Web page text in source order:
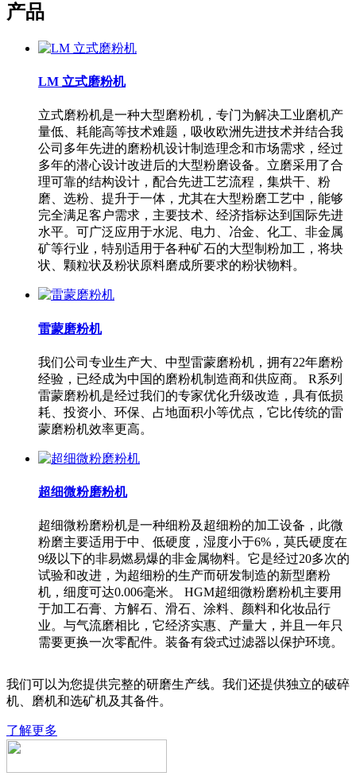
产品
LM 立式磨粉机
立式磨粉机是一种大型磨粉机，专门为解决工业磨机产
量低、耗能高等技术难题，吸收欧洲先进技术并结合我
公司多年先进的磨粉机设计制造理念和市场需求，经过
多年的潜心设计改进后的大型粉磨设备。立磨采用了合
理可靠的结构设计，配合先进工艺流程，集烘干、粉
磨、选粉、提升于一体，尤其在大型粉磨工艺中，能够
完全满足客户需求，主要技术、经济指标达到国际先进
水平。可广泛应用于水泥、电力、冶金、化工、非金属
矿等行业，特别适用于各种矿石的大型制粉加工，将块
状、颗粒状及粉状原料磨成所要求的粉状物料。
雷蒙磨粉机
我们公司专业生产大、中型雷蒙磨粉机，拥有22年磨粉
经验，已经成为中国的磨粉机制造商和供应商。 R系列
雷蒙磨粉机是经过我们的专家优化升级改造，具有低损
耗、投资小、环保、占地面积小等优点，它比传统的雷
蒙磨粉机效率更高。
超细微粉磨粉机
超细微粉磨粉机是一种细粉及超细粉的加工设备，此微
粉磨主要适用于中、低硬度，湿度小于6%，莫氏硬度在
9级以下的非易燃易爆的非金属物料。它是经过20多次的
试验和改进，为超细粉的生产而研发制造的新型磨粉
机，细度可达0.006毫米。 HGM超细微粉磨粉机主要用
于加工石膏、方解石、滑石、涂料、颜料和化妆品行
业。与气流磨相比，它经济实惠、产量大，并且一年只
需要更换一次零配件。装备有袋式过滤器以保护环境。
我们可以为您提供完整的研磨生产线。我们还提供独立的破碎
机、磨机和选矿机及其备件。
了解更多